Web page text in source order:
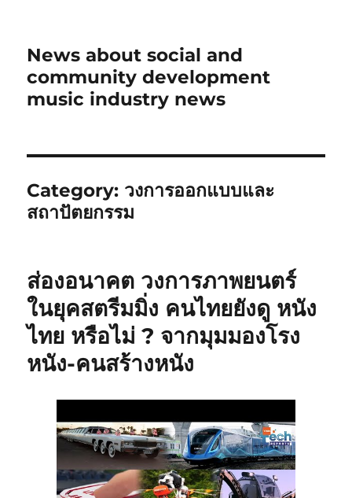
News about social and
community development
music industry news
Category: วงการออกแบบและ
สถาปัตยกรรม
ส่องอนาคต วงการภาพยนตร์
ในยุคสตรีมมิ่ง คนไทยยังดู หนัง
ไทย หรือไม่ ? จากมุมมองโรง
หนัง-คนสร้างหนัง